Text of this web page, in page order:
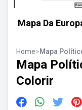
Mapa Da
Home>Mapa
Mapa
Colorir